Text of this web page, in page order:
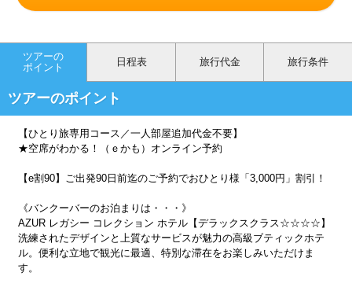
ツアーの
ポイント
日程表 旅行代金 旅行条件
ツアーのポイント
【ひとり旅専用コース／一人部屋追加代金不要】
★空席がわかる！（ｅかも）オンライン予約
【e割90】ご出発90日前迄のご予約でおひとり様「3,000円」割引！
《バンクーバーのお泊まりは・・・》
AZUR レガシー コレクション ホテル【デラックスクラス☆☆☆☆】
洗練されたデザインと上質なサービスが魅力の高級ブティックホテ
ル。便利な立地で観光に最適、特別な滞在をお楽しみいただけま
す。